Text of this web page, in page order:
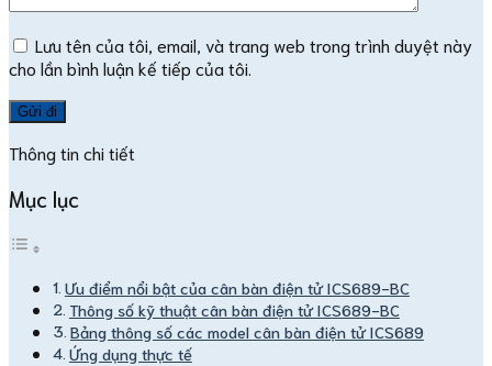
Lưu tên của tôi, email, và trang web trong trình duyệt này
cho lần bình luận kế tiếp của tôi.
Thông tin chi tiết
Mục lục
Ưu điểm nổi bật của cân bàn điện tử ICS689-BC
Thông số kỹ thuật cân bàn điện tử ICS689-BC
Bảng thông số các model cân bàn điện tử ICS689
Ứng dụng thực tế